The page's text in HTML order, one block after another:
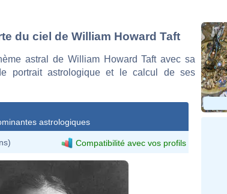
du ciel de William Howard Taft
astral de William Howard Taft avec sa
portrait astrologique et le calcul de ses
astrologiques
Compatibilité avec vos profils